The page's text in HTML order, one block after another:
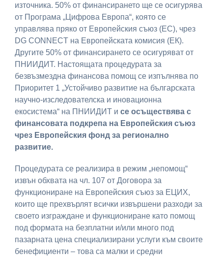
източника. 50% от финансирането ще се осигурява
от Програма „Цифрова Европа“, която се
управлява пряко от Европейския съюз (ЕС), чрез
DG CONNECT на Европейската комисия (ЕК).
Другите 50% от финансирането се осигуряват от
ПНИИДИТ. Настоящата процедурата за
безвъзмездна финансова помощ се изпълнява по
Приоритет 1 „Устойчиво развитие на българската
научно-изследователска и иновационна
екосистема“ на ПНИИДИТ и се осъществява с
финансовата подкрепа на Европейския съюз
чрез Европейския фонд за регионално
развитие.
Процедурата се реализира в режим „непомощ“
извън обхвата на чл. 107 от Договора за
функциониране на Европейския съюз за ЕЦИХ,
които ще прехвърлят всички извършени разходи за
своето изграждане и функциониране като помощ
под формата на безплатни и/или много под
пазарната цена специализирани услуги към своите
бенефициенти – това са малки и средни